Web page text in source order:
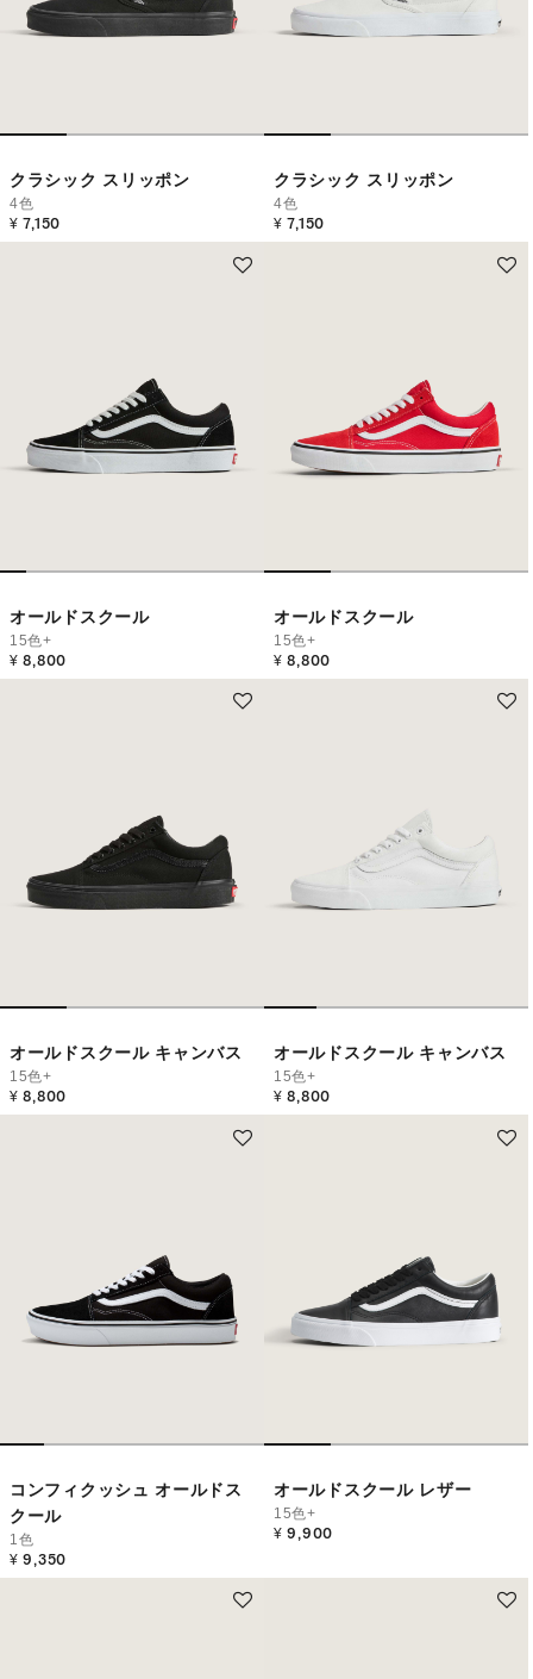
クラシック スリッポン
4色
¥ 7,150
クラシック スリッポン
4色
¥ 7,150
オールドスクール
15色+
¥ 8,800
オールドスクール
15色+
¥ 8,800
オールドスクール キャンバス
15色+
¥ 8,800
オールドスクール キャンバス
15色+
¥ 8,800
コンフィクッシュ オールドス
クール
1色
¥ 9,350
オールドスクール レザー
15色+
¥ 9,900